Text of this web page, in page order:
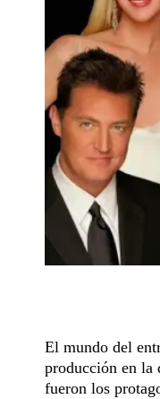
El mundo del
producción en
fueron los